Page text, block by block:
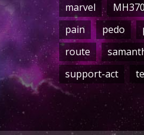
marvel
MH370
pain
pedo
route
support-act